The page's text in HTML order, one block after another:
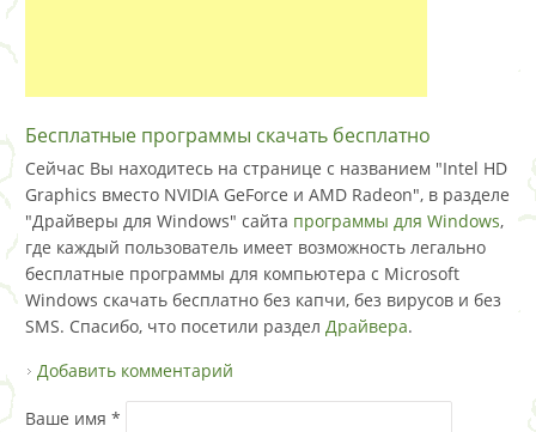
Бесплатные программы скачать бесплатно
Сейчас Вы находитесь на странице с названием "Intel HD
Graphics вместо NVIDIA GeForce и AMD Radeon", в разделе
"Драйверы для Windows" сайта программы для Windows,
где каждый пользователь имеет возможность легально
бесплатные программы для компьютера с Microsoft
Windows скачать бесплатно без капчи, без вирусов и без
SMS. Спасибо, что посетили раздел Драйвера.
Добавить комментарий
Ваше имя *